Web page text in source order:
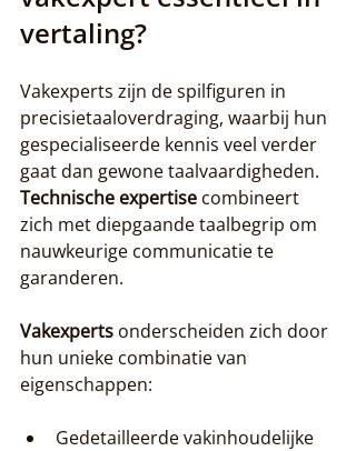
vertaling?
Vakexperts zijn de spilfiguren in
precisietaaloverdraging, waarbij hun
gespecialiseerde kennis veel verder
gaat dan gewone taalvaardigheden.
Technische expertise combineert
zich met diepgaande taalbegrip om
nauwkeurige communicatie te
garanderen.
Vakexperts onderscheiden zich door
hun unieke combinatie van
eigenschappen:
Gedetailleerde vakinhoudelijke